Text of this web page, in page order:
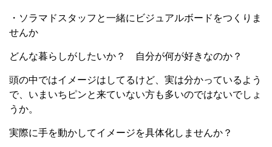
・ソラマドスタッフと一緒にビジュアルボードをつくりま
せんか
どんな暮らしがしたいか？ 自分が何が好きなのか？
頭の中ではイメージはしてるけど、実は分かっているよう
で、いまいちピンと来ていない方も多いのではないでしょ
うか。
実際に手を動かしてイメージを具体化しませんか？